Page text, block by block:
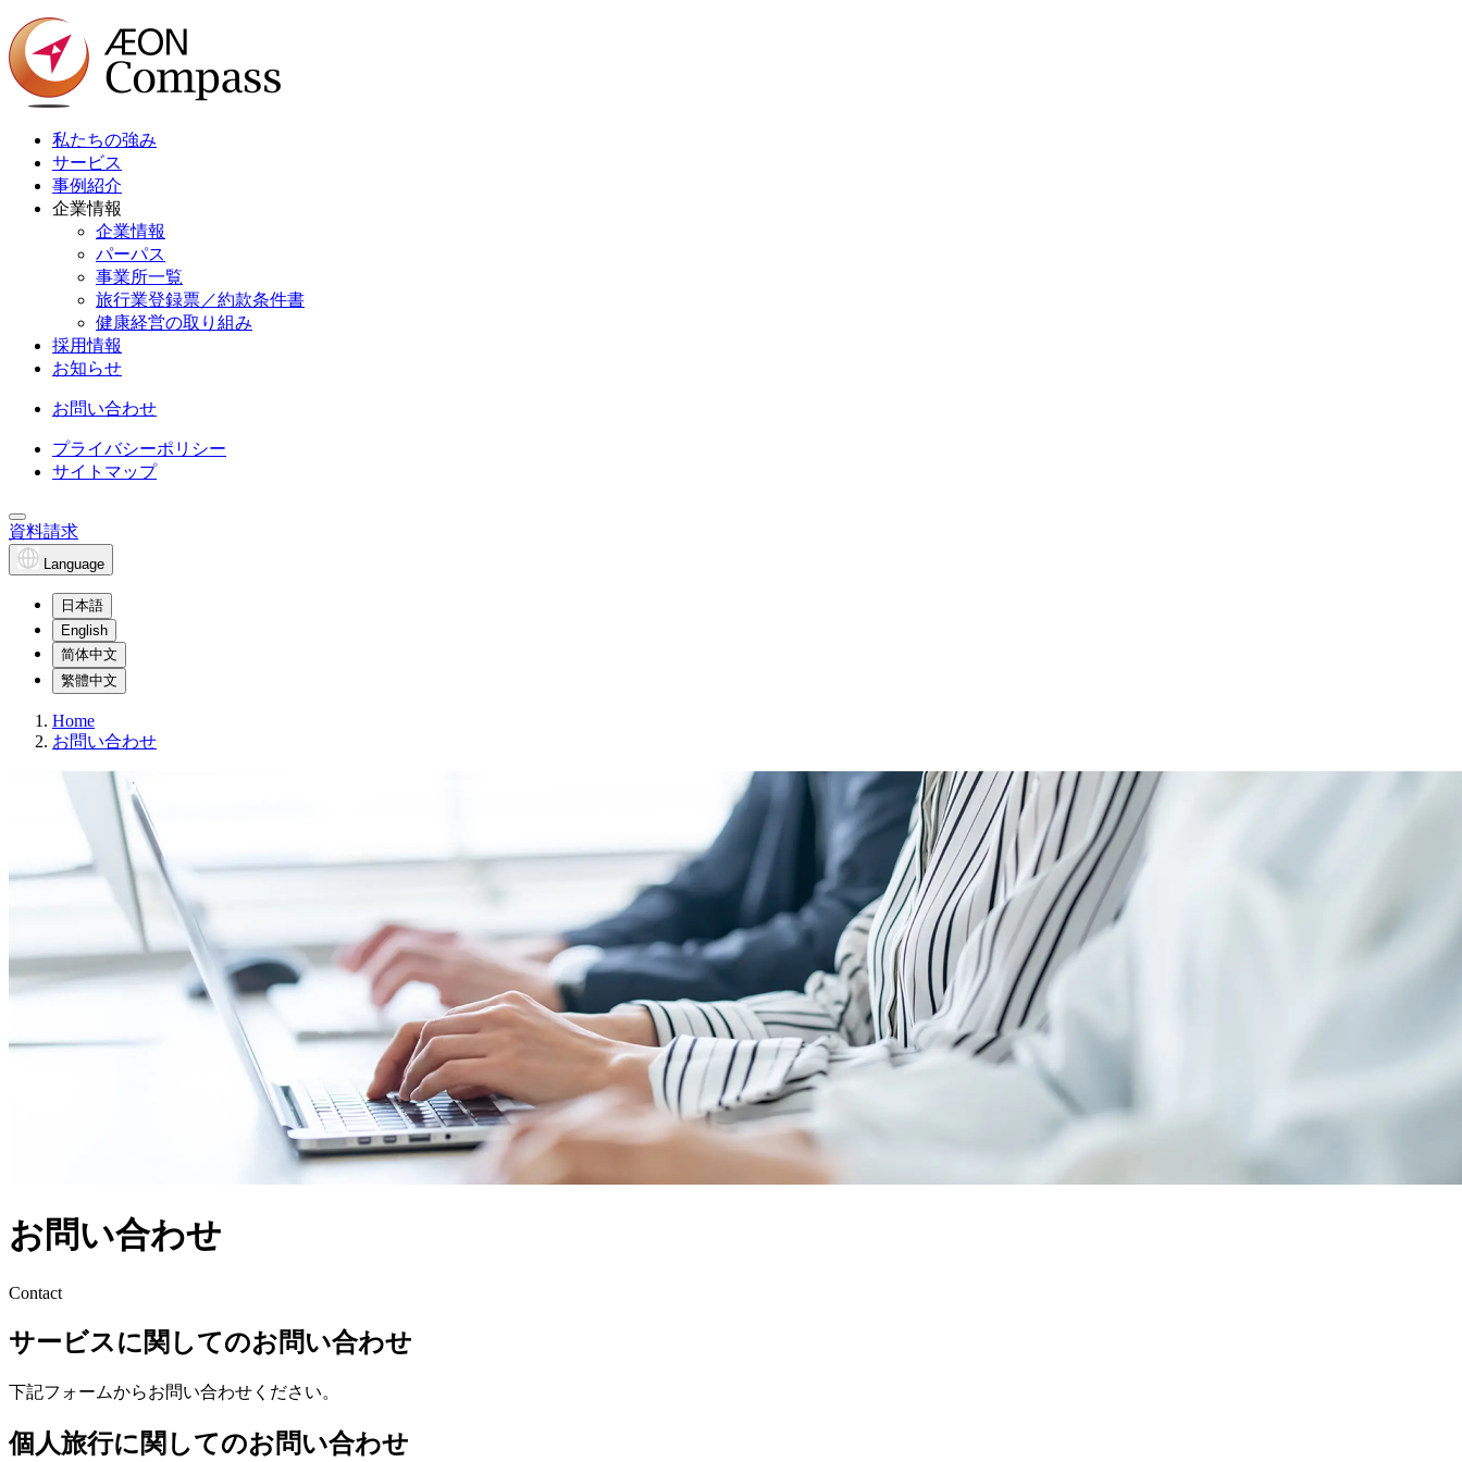
私たちの強み
サービス
事例紹介
企業情報
企業情報
パーパス
事業所一覧
旅行業登録票／約款条件書
健康経営の取り組み
採用情報
お知らせ
お問い合わせ
プライバシーポリシー
サイトマップ
資料請求
Language
日本語
English
简体中文
繁體中文
Home
お問い合わせ
お問い合わせ
Contact
サービスに関してのお問い合わせ
下記フォームからお問い合わせください。
個人旅行に関してのお問い合わせ